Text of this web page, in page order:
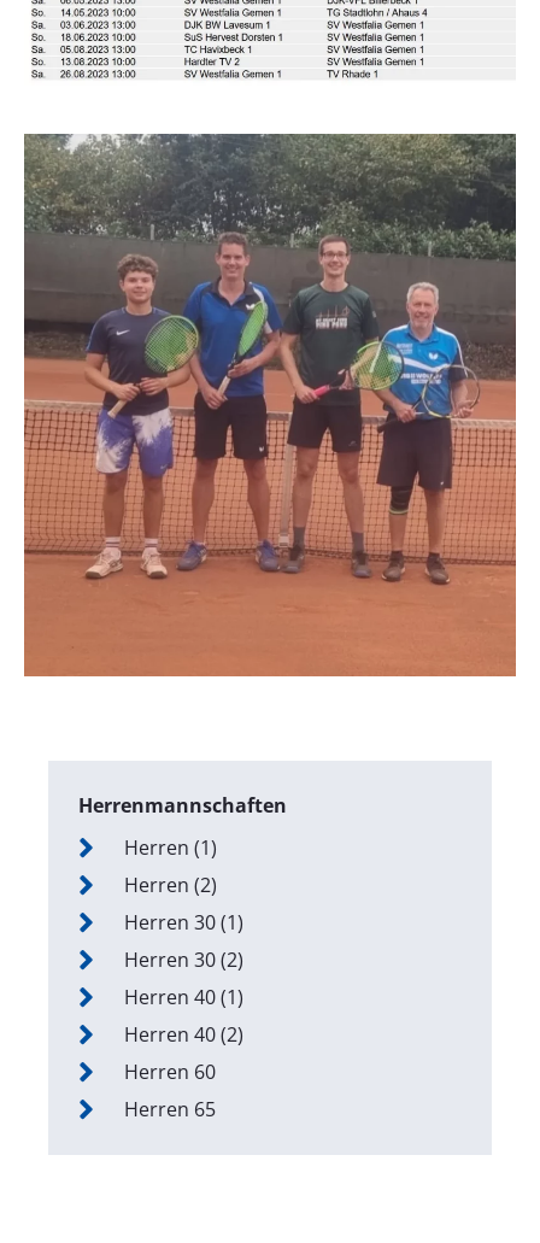
Herrenmannschaften
Herren (1)
Herren (2)
Herren 30 (1)
Herren 30 (2)
Herren 40 (1)
Herren 40 (2)
Herren 60
Herren 65